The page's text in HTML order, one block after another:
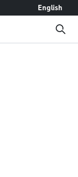
English